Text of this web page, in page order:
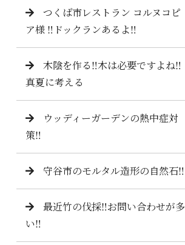
つくば市レストラン コルヌコピ
ア様 ‼️ドックランあるよ‼️
木陰を作る‼️木は必要ですよね‼️
真夏に考える
ウッディーガーデンの熱中症対
策‼️
守谷市のモルタル造形の自然石‼️
最近竹の伐採‼️お問い合わせが多
い‼️